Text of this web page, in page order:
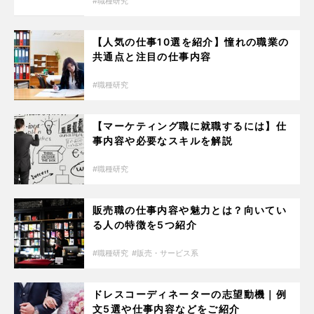
【人気の仕事10選を紹介】憧れの職業の
共通点と注目の仕事内容
職種研究
【マーケティング職に就職するには】仕
事内容や必要なスキルを解説
職種研究
販売職の仕事内容や魅力とは？向いてい
る人の特徴を5つ紹介
職種研究 販売・サービス系
ドレスコーディネーターの志望動機｜例
文5選や仕事内容などをご紹介